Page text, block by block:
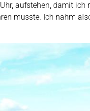
aufstehen, damit
musste. Ich nahm